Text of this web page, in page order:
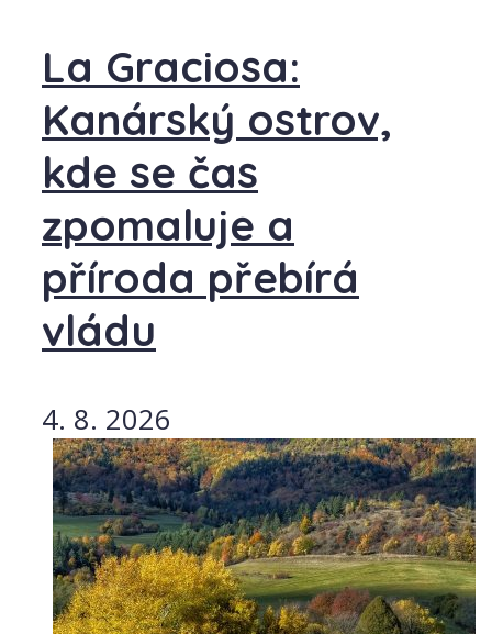
La Graciosa:
Kanárský ostrov,
kde se čas
zpomaluje a
příroda přebírá
vládu
4. 8. 2026